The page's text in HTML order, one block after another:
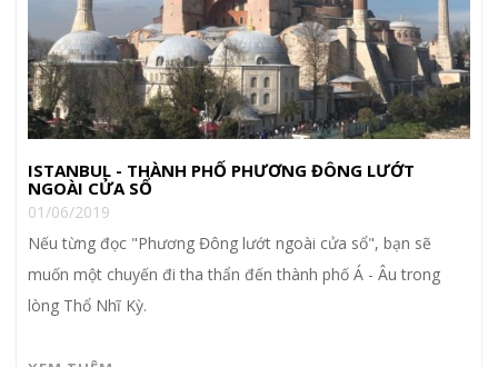
ISTANBUL - THÀNH PHỐ PHƯƠNG ĐÔNG LƯỚT
NGOÀI CỬA SỔ
01/06/2019
Nếu từng đọc "Phương Đông lướt ngoài cửa sổ", bạn sẽ
muốn một chuyến đi tha thẩn đến thành phố Á - Âu trong
lòng Thổ Nhĩ Kỳ.